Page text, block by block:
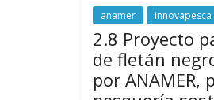
anamer innovapesca
2.8 Proyecto
de fletán
por